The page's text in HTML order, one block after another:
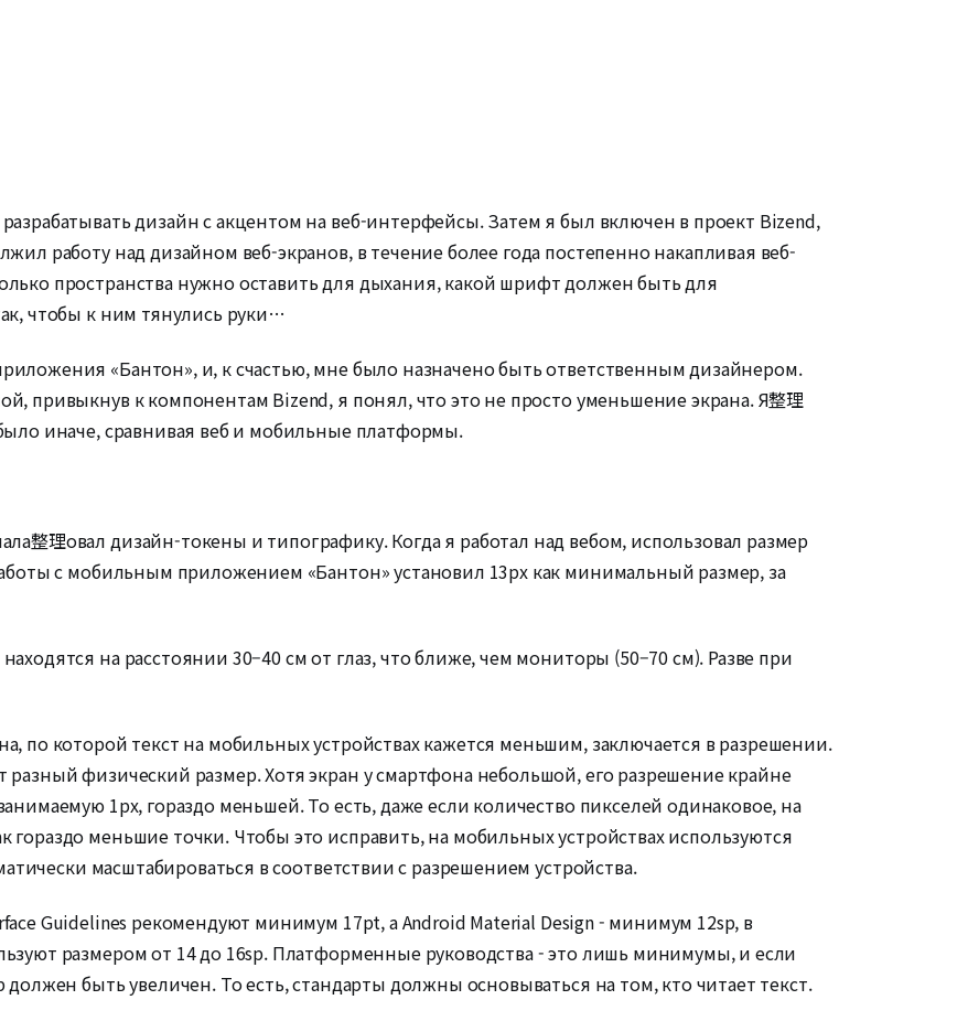
дизайн с акцентом на веб-интерфейсы. Затем я был включен в проект Bizend,
работу над дизайном веб-экранов, в течение более года постепенно накапливая веб-
пространства нужно оставить для дыхания, какой шрифт должен быть для
чтобы к ним тянулись руки…
«Бантон», и, к счастью, мне было назначено быть ответственным дизайнером.
привыкнув к компонентам Bizend, я понял, что это не просто уменьшение экрана. Я整理
иначе, сравнивая веб и мобильные платформы.
整理овал дизайн-токены и типографику. Когда я работал над вебом, использовал размер
с мобильным приложением «Бантон» установил 13px как минимальный размер, за
на расстоянии 30–40 см от глаз, что ближе, чем мониторы (50–70 см). Разве при
по которой текст на мобильных устройствах кажется меньшим, заключается в разрешении.
физический размер. Хотя экран у смартфона небольшой, его разрешение крайне
1px, гораздо меньшей. То есть, даже если количество пикселей одинаковое, на
гораздо меньшие точки. Чтобы это исправить, на мобильных устройствах используются
масштабироваться в соответствии с разрешением устройства.
Guidelines рекомендуют минимум 17pt, а Android Material Design - минимум 12sp, в
размером от 14 до 16sp. Платформенные руководства - это лишь минимумы, и если
должен быть увеличен. То есть, стандарты должны основываться на том, кто читает текст.